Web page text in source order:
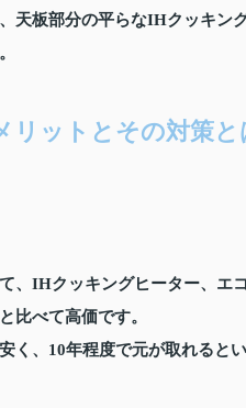
天板部分の平らなIHクッキン
リットとその対策と
、IHクッキングヒーター、エ
比べて高価です。
く、10年程度で元が取れると